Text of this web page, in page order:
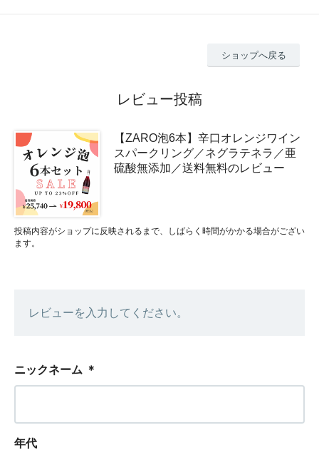
ショップへ戻る
レビュー投稿
【ZARO泡6本】辛口オレンジワイン
スパークリング／ネグラテネラ／亜
硫酸無添加／送料無料のレビュー
投稿内容がショップに反映されるまで、しばらく時間がかかる場合がござい
ます。
レビューを入力してください。
ニックネーム ＊
年代